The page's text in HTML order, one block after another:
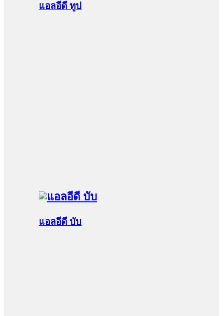
แอลอีดี ทูป
แอลอีดี บับ